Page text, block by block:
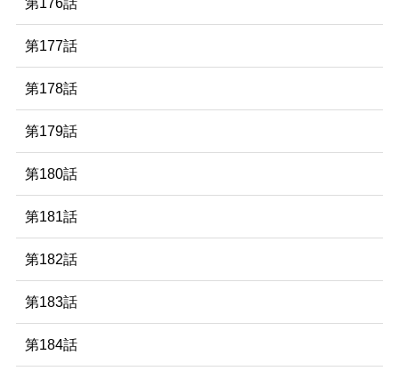
第176話
第177話
第178話
第179話
第180話
第181話
第182話
第183話
第184話